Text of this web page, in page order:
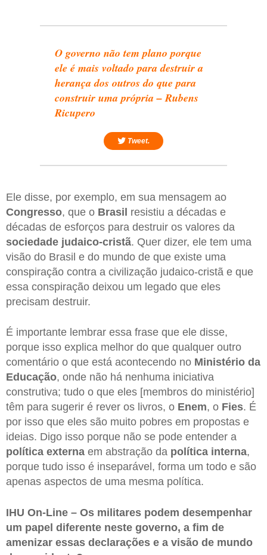
O governo não tem plano porque
ele é mais voltado para destruir a
herança dos outros do que para
construir uma própria – Rubens
Ricupero
Tweet.
Ele disse, por exemplo, em sua mensagem ao
Congresso, que o Brasil resistiu a décadas e
décadas de esforços para destruir os valores da
sociedade judaico-cristã. Quer dizer, ele tem uma
visão do Brasil e do mundo de que existe uma
conspiração contra a civilização judaico-cristã e que
essa conspiração deixou um legado que eles
precisam destruir.
É importante lembrar essa frase que ele disse,
porque isso explica melhor do que qualquer outro
comentário o que está acontecendo no Ministério da
Educação, onde não há nenhuma iniciativa
construtiva; tudo o que eles [membros do ministério]
têm para sugerir é rever os livros, o Enem, o Fies. É
por isso que eles são muito pobres em propostas e
ideias. Digo isso porque não se pode entender a
política externa em abstração da política interna,
porque tudo isso é inseparável, forma um todo e são
apenas aspectos de uma mesma política.
IHU On-Line – Os militares podem desempenhar
um papel diferente neste governo, a fim de
amenizar essas declarações e a visão de mundo